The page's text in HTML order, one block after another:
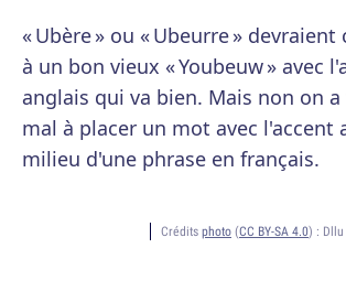
« Ubère » ou « Ubeurre »
à un bon vieux « Youbeuw » avec
anglais qui va bien. Mais non on
mal à placer un mot avec l'accent
milieu d'une phrase en français.
Crédits photo (CC BY-SA 4.0) : Dllu